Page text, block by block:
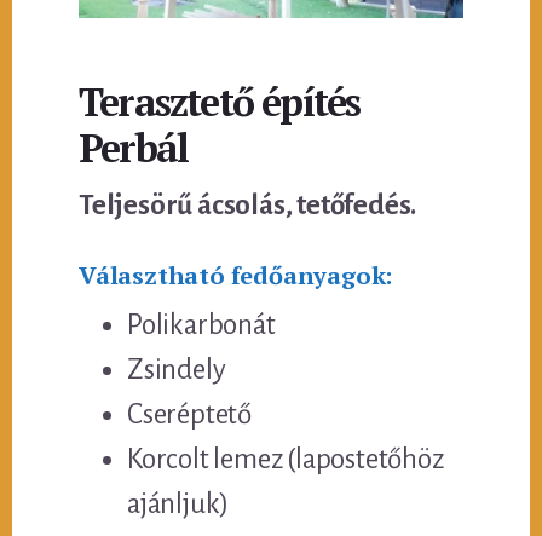
Terasztető építés
Perbál
Teljesörű ácsolás, tetőfedés.
Választható fedőanyagok:
Polikarbonát
Zsindely
Cseréptető
Korcolt lemez (lapostetőhöz
ajánljuk)